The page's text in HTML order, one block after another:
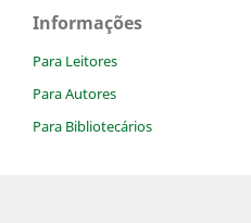
Informações
Para Leitores
Para Autores
Para Bibliotecários